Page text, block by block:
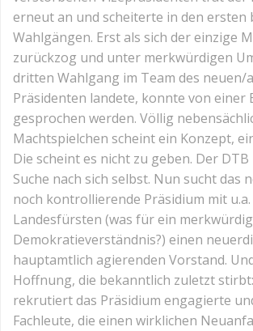
erneut an und scheiterte in den ersten
Wahlgängen. Erst als sich der einzige
zurückzog und unter merkwürdigen
dritten Wahlgang im Team des neuen/
Präsidenten landete, konnte von einer
gesprochen werden. Völlig
Machtspielchen scheint ein Konzept,
Die scheint es nicht zu geben. Der
Suche nach sich selbst. Nun sucht das
noch kontrollierende Präsidium mit
Landesfürsten (was für ein
Demokratieverständnis?) einen
hauptamtlich agierenden Vorstand.
Hoffnung, die bekanntlich zuletzt
rekrutiert das Präsidium engagierte
Fachleute, die einen wirklichen